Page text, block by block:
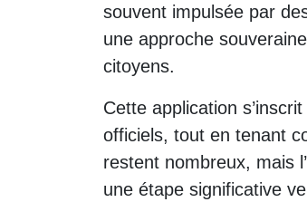
souvent impulsée par
une approche
citoyens.
Cette application
officiels, tout en tenant
restent nombreux, mais
une étape significative